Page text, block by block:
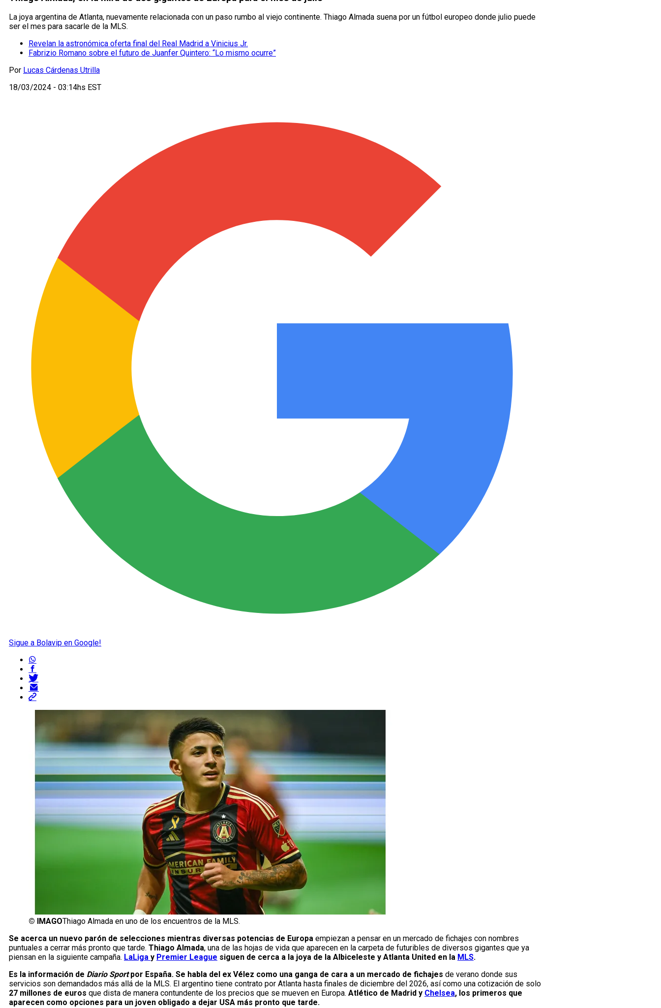
La joya argentina de Atlanta, nuevamente relacionada con un paso rumbo al viejo continente. Thiago Almada suena por un fútbol europeo donde julio puede
ser el mes para sacarle de la MLS.
Revelan la astronómica oferta final del Real Madrid a Vinicius Jr.
Fabrizio Romano sobre el futuro de Juanfer Quintero: “Lo mismo ocurre”
Por Lucas Cárdenas Utrilla
18/03/2024 - 03:14hs EST
Sigue a Bolavip en Google!
© IMAGOThiago Almada en uno de los encuentros de la MLS.
Se acerca un nuevo parón de selecciones mientras diversas potencias de Europa empiezan a pensar en un mercado de fichajes con nombres
puntuales a cerrar más pronto que tarde. Thiago Almada, una de las hojas de vida que aparecen en la carpeta de futuribles de diversos gigantes que ya
piensan en la siguiente campaña. LaLiga y Premier League siguen de cerca a la joya de la Albiceleste y Atlanta United en la MLS.
Es la información de Diario Sportpor España. Se habla del ex Vélez como una ganga de cara a un mercado de fichajes de verano donde sus
servicios son demandados más allá de la MLS. El argentino tiene contrato por Atlanta hasta finales de diciembre del 2026, así como una cotización de solo
27 millones de euros que dista de manera contundente de los precios que se mueven en Europa. Atlético de Madrid y Chelsea, los primeros que
aparecen como opciones para un joven obligado a dejar USA más pronto que tarde.